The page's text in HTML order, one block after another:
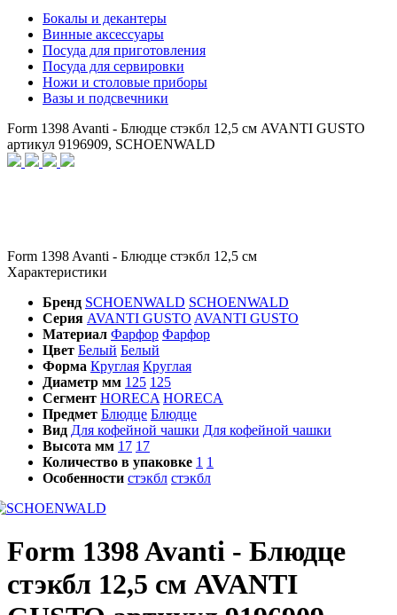
Бокалы и декантеры
Винные аксессуары
Посуда для приготовления
Посуда для сервировки
Ножи и столовые приборы
Вазы и подсвечники
Form 1398 Avanti - Блюдце стэкбл 12,5 см AVANTI GUSTO
артикул 9196909, SCHOENWALD
Form 1398 Avanti - Блюдце стэкбл 12,5 см
Характеристики
Бренд SCHOENWALD SCHOENWALD
Серия AVANTI GUSTO AVANTI GUSTO
Материал Фарфор Фарфор
Цвет Белый Белый
Форма Круглая Круглая
Диаметр мм 125 125
Сегмент HORECA HORECA
Предмет Блюдце Блюдце
Вид Для кофейной чашки Для кофейной чашки
Высота мм 17 17
Количество в упаковке 1 1
Особенности стэкбл стэкбл
Form 1398 Avanti - Блюдце
стэкбл 12,5 см AVANTI